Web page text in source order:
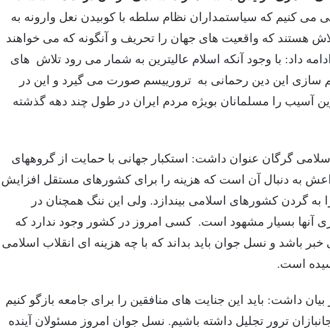
می کنیم که سیاستمداران نظام سلطه با کوبیدن نعل وارونه به
هستند که واقعیت های جهان را تحریف و آنگونه که می خواهند
داد: با وجود آنکه اسلام عالیترین به شمار می رود تلاش های
سازی این دین رحمانی به ترورییسم صورت می گیرد و این در
آسیب را مسلمانان بویژه مردم ایران در طول چند دهه گذشته
گرگان عنوان داشت: استکبار جهانی با حمایت از گروههای
به دنبال آن است که هزینه را برای کشورهای مستقل افزایش
به گردن کشورهای اسلامی بیندازد. ولی این ننگ همچنان در
بسیار مشهود است. کسی امروز در کشور وجود ندارد که
خبر باشد و نسل جوان باید بداند که با چه هزینه ای انقلاب اسلامی
است.
بیان داشت: باید این جنایت های منافقین را برای جامعه بازگو کنیم
ترور تجلیل داشته باشیم. نسل جوان امروز مسئولان آینده